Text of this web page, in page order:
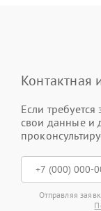
Контактная
Если требуется
свои данные и
Отправляя